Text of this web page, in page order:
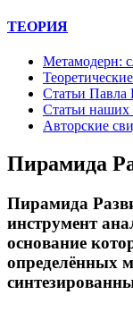
ТЕОРИЯ
Метамодерн:
Статьи Павла
Статьи наших
Авторские
Пирамида
Пирамида
инструмент
основание
определённых